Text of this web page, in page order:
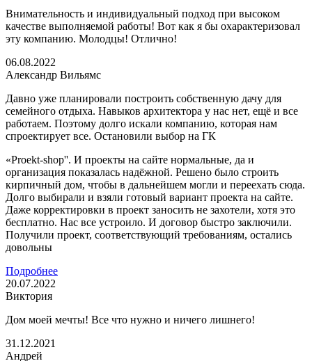
Внимательность и индивидуальный подход при высоком
качестве выполняемой работы! Вот как я бы охарактеризовал
эту компанию. Молодцы! Отлично!
06.08.2022
Александр Вильямс
Давно уже планировали построить собственную дачу для
семейного отдыха. Навыков архитектора у нас нет, ещё и все
работаем. Поэтому долго искали компанию, которая нам
спроектирует все. Остановили выбор на ГК
«Proekt-shop''. И проекты на сайте нормальные, да и
организация показалась надёжной. Решено было строить
кирпичный дом, чтобы в дальнейшем могли и переехать сюда.
Долго выбирали и взяли готовый вариант проекта на сайте.
Даже корректировки в проект заносить не захотели, хотя это
бесплатно. Нас все устроило. И договор быстро заключили.
Получили проект, соответствующий требованиям, остались
довольны
Подробнее
20.07.2022
Виктория
Дом моей мечты! Все что нужно и ничего лишнего!
31.12.2021
Андрей